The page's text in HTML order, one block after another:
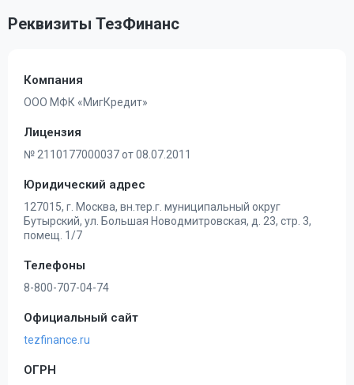
Реквизиты ТезФинанс
Компания
ООО МФК «МигКредит»
Лицензия
№ 2110177000037 от 08.07.2011
Юридический адрес
127015, г. Москва, вн.тер.г. муниципальный округ
Бутырский, ул. Большая Новодмитровская, д. 23, стр. 3,
помещ. 1/7
Телефоны
8-800-707-04-74
Официальный сайт
tezfinance.ru
ОГРН